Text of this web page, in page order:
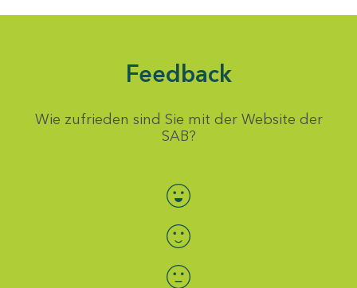
Feedback
Wie zufrieden sind Sie mit der Website der
SAB?
Bewertung auswählen